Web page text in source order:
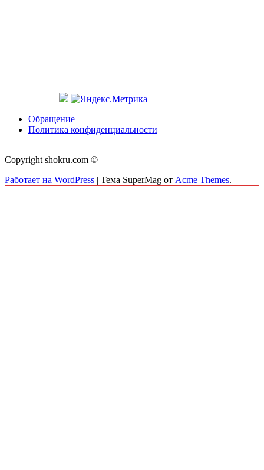
Обращение
Политика конфиденциальности
Copyright shokru.com ©
Работает на WordPress | Тема SuperMag от Acme Themes.